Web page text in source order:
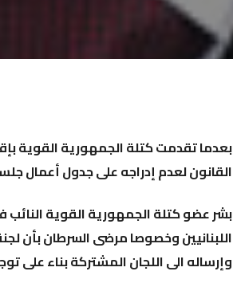
بعدما تقدمت كتلة الجمهورية القوية
القانون لعدم إدراجه على جدول أعمال
بشر عضو كتلة الجمهورية القوية النائب
اللبنانيين وخصوصا مرضى السرطان بأن
وإرساله الى اللجان المشتركة بناء على